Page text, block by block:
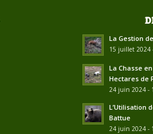
La Gestion
15 juillet 2024
La Chasse
Hectares de
24 juin 2024 -
L’Utilisation
Battue
24 juin 2024 -